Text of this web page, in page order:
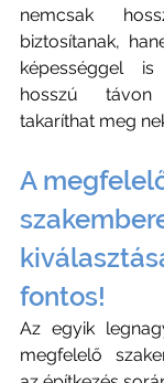
nemcsak
biztosítanak,
képességgel
hosszú távon
takaríthat meg
A
fontos!
Az egyik
megfelelő